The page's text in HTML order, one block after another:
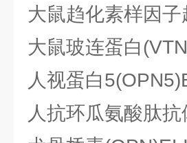
大鼠趋化素样因
大鼠玻连蛋白
人视蛋白
人抗环瓜氨酸肽